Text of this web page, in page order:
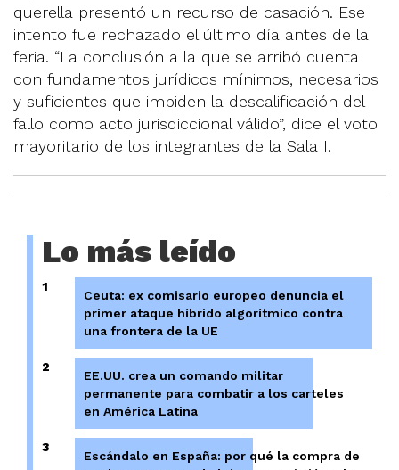
querella presentó un recurso de casación. Ese
intento fue rechazado el último día antes de la
feria. “La conclusión a la que se arribó cuenta
con fundamentos jurídicos mínimos, necesarios
y suficientes que impiden la descalificación del
fallo como acto jurisdiccional válido”, dice el voto
mayoritario de los integrantes de la Sala I.
Lo más leído
1
Ceuta: ex comisario europeo denuncia el
primer ataque híbrido algorítmico contra
una frontera de la UE
2
EE.UU. crea un comando militar
permanente para combatir a los carteles
en América Latina
3
Escándalo en España: por qué la compra de